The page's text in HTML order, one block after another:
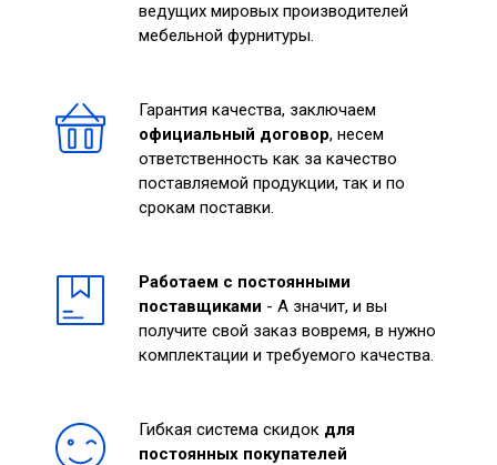
ведущих мировых производителей
мебельной фурнитуры.
Гарантия качества, заключаем
официальный договор, несем
ответственность как за качество
поставляемой продукции, так и по
срокам поставки.
Работаем с постоянными
поставщиками - А значит, и вы
получите свой заказ вовремя, в нужно
комплектации и требуемого качества.
Гибкая система скидок для
постоянных покупателей